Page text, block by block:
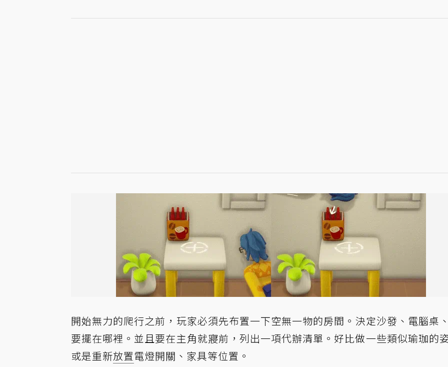
開始無力的爬行之前，玩家必須先布置一下空無一物的房間。決定沙發、電腦桌
要擺在哪裡。並且要在主角就寢前，列出一項代辦清單。好比做一些類似瑜珈的
或是重新放置電燈開關、家具等位置。